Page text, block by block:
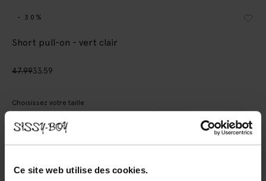
Ce site web utilise des cookies.
- 30%
Short pull-on - vert clair
47.9933.59
Choisissez votre taille
98-104 110-116
AJOUTER AU PANIER